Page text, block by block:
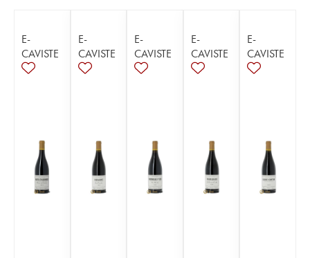
E-
CAVISTE
E-
CAVISTE
E-
CAVISTE
E-
CAVISTE
E-
CAVISTE